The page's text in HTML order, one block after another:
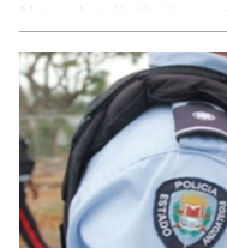
especial de Atención a
asesinato del bebé